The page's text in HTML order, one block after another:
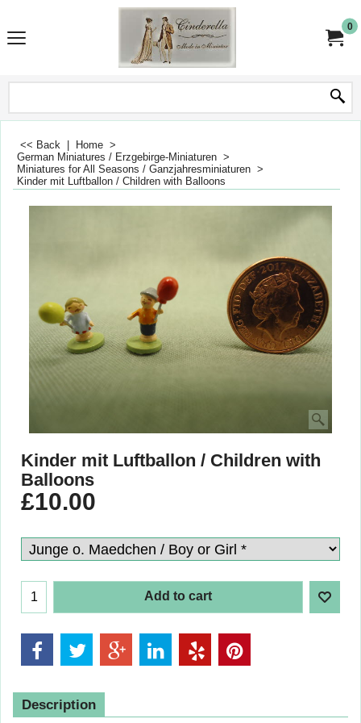
0
<< Back Home >
German Miniatures / Erzgebirge-Miniaturen >
Miniatures for All Seasons / Ganzjahresminiaturen >
Kinder mit Luftballon / Children with Balloons
Kinder mit Luftballon / Children with
Balloons
£10.00
Add to cart
Description